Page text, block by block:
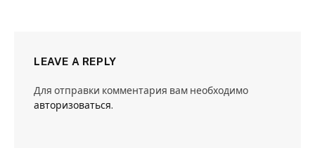
LEAVE A REPLY
Для отправки комментария вам необходимо
авторизоваться.